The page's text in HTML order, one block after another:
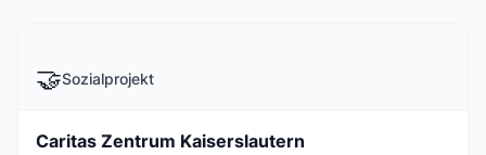
🤝Sozialprojekt
Caritas Zentrum Kaiserslautern